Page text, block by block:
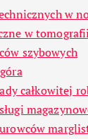
w
w tomografii
szybowych
całkowitej